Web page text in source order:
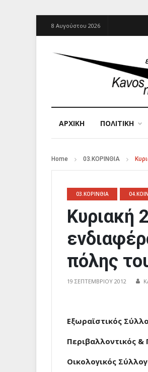
8 Αυγούστου 2026
ΑΡΧΙΚΉ ΠΟΛΙΤΙΚΗ
Home 03.ΚΟΡΙΝΘΙΑ
03.ΚΟΡΙΝΘΙΑ
Κυριακή
πόλης
19 ΣΕΠΤΕΜΒΡΊΟΥ 2012
ΟΙ
Εξωραϊστικός
Περιβαλλοντικός
Οικολογικός